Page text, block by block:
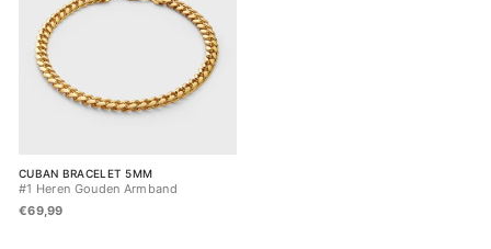
CUBAN BRACELET 5MM
#1 Heren Gouden Armband
€69,99